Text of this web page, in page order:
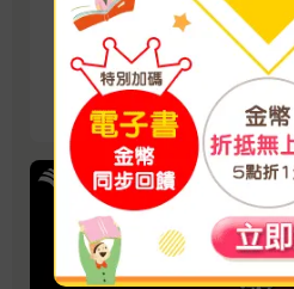
2026/7/15 ~ 2026/9/25 單書
看更多